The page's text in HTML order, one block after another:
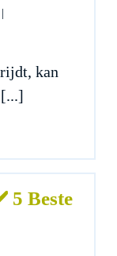
NachtBril
Auto
✔️
|
kan
Beste